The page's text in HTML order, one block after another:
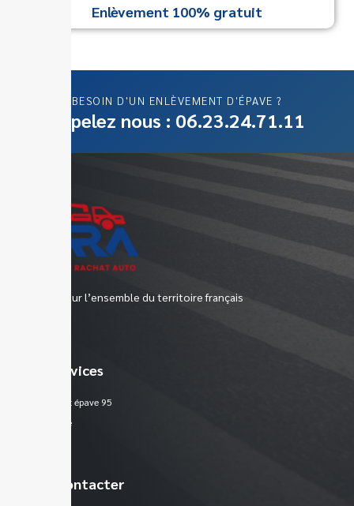
Enlèvement 100% gratuit
BESOIN D'UN ENLÈVEMENT D'ÉPAVE ?
Appelez nous : 06.23.24.71.11
Epaviste sur l’ensemble du territoire français
Nos services
Enlèvement épave 95
Plan du site
Nous contacter